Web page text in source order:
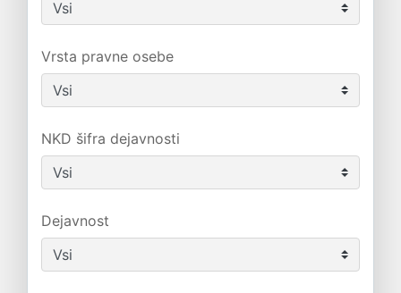
Vrsta pravne osebe
NKD šifra dejavnosti
Dejavnost